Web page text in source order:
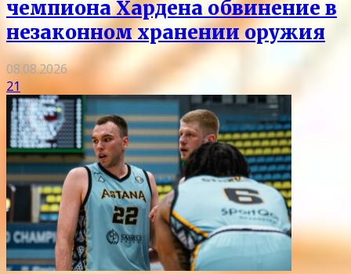
чемпиона Хардена обвинение в
незаконном хранении оружия
08.08.2026
21